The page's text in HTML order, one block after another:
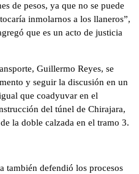
de pesos, ya que no se puede
inmolarnos a los llaneros”,
que es un acto de justicia
Guillermo Reyes, se
y seguir la discusión en un
que coadyuvar en el
del túnel de Chirajara,
la doble calzada en el tramo 3.
también defendió los procesos